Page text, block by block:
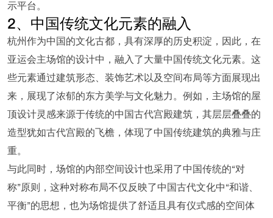
示平台。
2、中国传统文化元素的融入
杭州作为中国的文化古都，具有深厚的历史积淀，因此，在
亚运会主场馆的设计中，融入了大量中国传统文化元素。这
些元素通过建筑形态、装饰艺术以及空间布局等方面展现出
来，展现了浓郁的东方美学与文化魅力。例如，主场馆的屋
顶设计灵感来源于传统的中国古代宫殿建筑，其层层叠叠的
造型犹如古代宫殿的飞檐，体现了中国传统建筑的典雅与庄
重。
与此同时，场馆的内部空间设计也采用了中国传统的“对
称”原则，这种对称布局不仅反映了中国古代文化中“和谐、
平衡”的思想，也为场馆提供了舒适且具有仪式感的空间体